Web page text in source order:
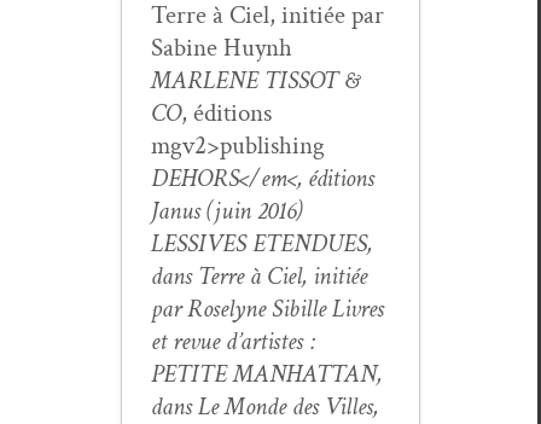
Terre à Ciel, ini­tiée par
Sabine Huynh
MARLENE TISSOT &
CO, édi­tions
mgv2>publishing
DEHORS</em<, édi­tions
Janus (juin 2016)
LESSIVES ETENDUES,
dans Terre à Ciel, ini­tiée
par Rose­lyne Sibille Livres
et revue d’artistes :
PETITE MANHATTAN,
dans Le Monde des Villes,